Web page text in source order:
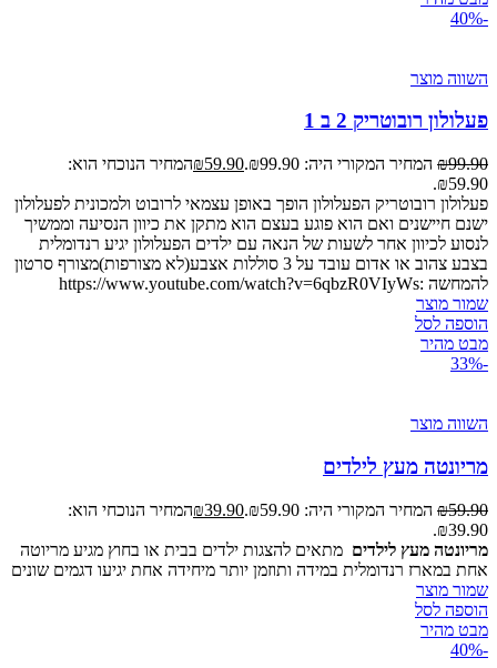
-40%
השווה מוצר
פעלולון רובוטריק 2 ב 1
₪99.90 המחיר המקורי היה: ₪99.90. ₪59.90
המחיר הנוכחי הוא:
₪59.90.
פעלולון רובוטריק הפעלולון הופך באופן עצמאי לרובוט ולמכונית לפעלולון
ישנם חיישנים ואם הוא פוגע בעצם הוא מתקן את כיוון הנסיעה וממשיך
לנסוע לכיוון אחר לשעות של הנאה עם ילדים הפעלולון יגיע רנדומלית
בצבע צהוב או אדום עובד על 3 סוללות אצבע(לא מצורפות)מצורף סרטון
להמחשה :https://www.youtube.com/watch?v=6qbzR0VIyWs
שמור מוצר
הוספה לסל
מבט מהיר
-33%
השווה מוצר
מריונטה מעץ לילדים
₪59.90 המחיר המקורי היה: ₪59.90. ₪39.90
המחיר הנוכחי הוא:
₪39.90.
מריונטה מעץ לילדים מתאים להצגות ילדים בבית או בחוץ מגיע מריוטה
אחת במארז רנדומלית במידה ותוזמן יותר מיחידה אחת יגיעו דגמים שונים
שמור מוצר
הוספה לסל
מבט מהיר
-40%